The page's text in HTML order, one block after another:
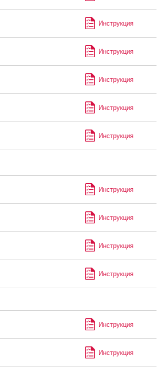
Инструкция
Инструкция
Инструкция
Инструкция
Инструкция
Инструкция
Инструкция
Инструкция
Инструкция
Инструкция
Инструкция